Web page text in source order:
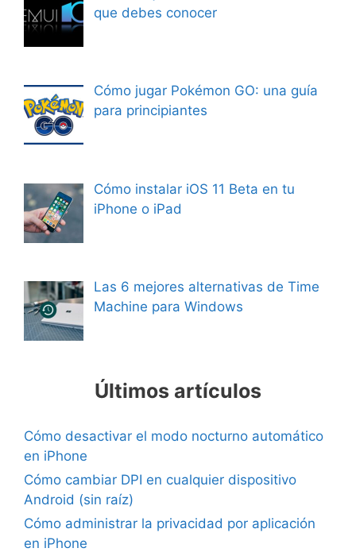
que debes conocer
Cómo jugar Pokémon GO: una guía
para principiantes
Cómo instalar iOS 11 Beta en tu
iPhone o iPad
Las 6 mejores alternativas de Time
Machine para Windows
Últimos artículos
Cómo desactivar el modo nocturno automático
en iPhone
Cómo cambiar DPI en cualquier dispositivo
Android (sin raíz)
Cómo administrar la privacidad por aplicación
en iPhone